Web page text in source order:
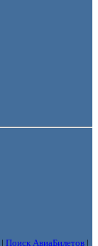
| Поиск АвиаБилетов |